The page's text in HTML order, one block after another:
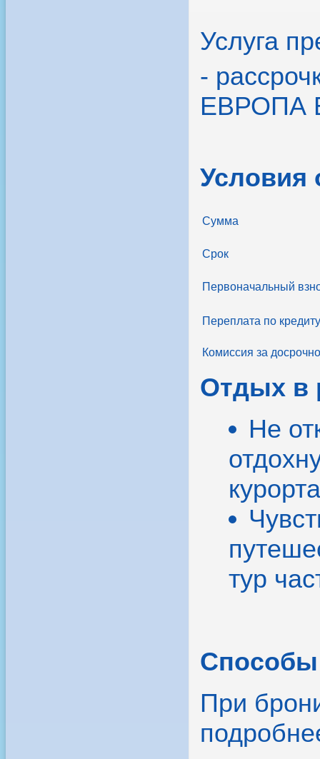
Услуга
-
ЕВРОПА
Сумма
Срок
Первоначальный
Переплата по кредиту
Комиссия за
Отдых в
Не
тур
Способы
При